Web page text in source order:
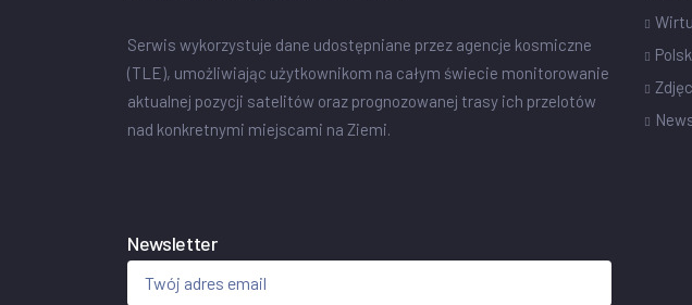
Serwis wykorzystuje dane udostępniane przez agencje kosmiczne
(TLE), umożliwiając użytkownikom na całym świecie monitorowanie
aktualnej pozycji satelitów oraz prognozowanej trasy ich przelotów
nad konkretnymi miejscami na Ziemi.
Newsletter